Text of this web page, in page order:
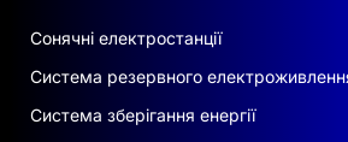
Сонячні електростанції
Система резервного
Система зберігання енергії